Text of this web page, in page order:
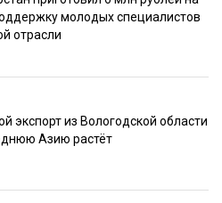
молодых специалистов
отрасли
экспорт из Вологодской области
Азию растёт